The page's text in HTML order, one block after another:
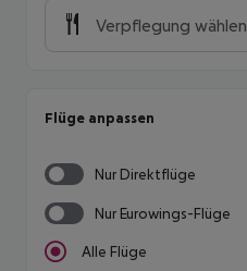
Verpflegung wählen
Flüge anpassen
Nur Direktflüge
Nur Eurowings-Flüge
Alle Flüge